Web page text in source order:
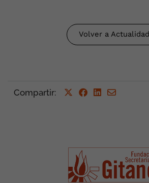
Volver a Actualidad
Compartir: